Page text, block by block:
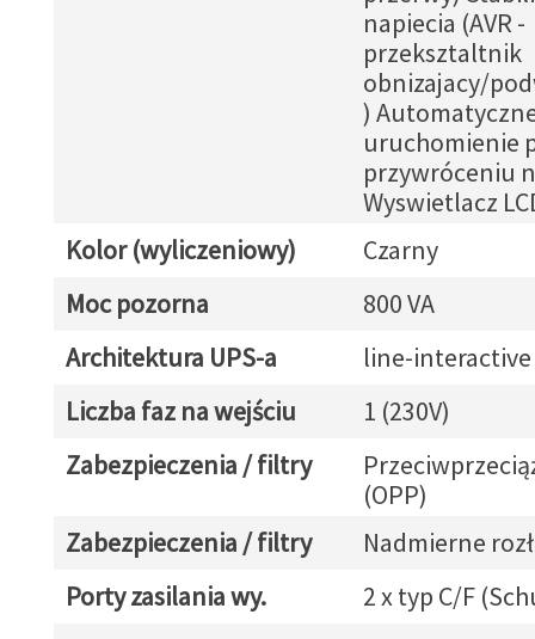
napiecia (AVR -
przeksztaltnik
obnizajacy/
)
uruchomienie
przywróceniu
Wyswietlacz
Kolor (wyliczeniowy)
Czarny
Moc pozorna
800 VA
Architektura UPS-a
line-interactive
Liczba faz na wejściu
1 (230V)
Zabezpieczenia / filtry
(OPP)
Zabezpieczenia / filtry
Nadmierne
Porty zasilania wy.
2 x typ C/F